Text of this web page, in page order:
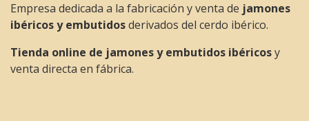
Empresa dedicada a la fabricación y venta de jamones
ibéricos y embutidosderivados del cerdo ibérico.
Tienda online de jamones y embutidos ibéricosy
venta directa en fábrica.